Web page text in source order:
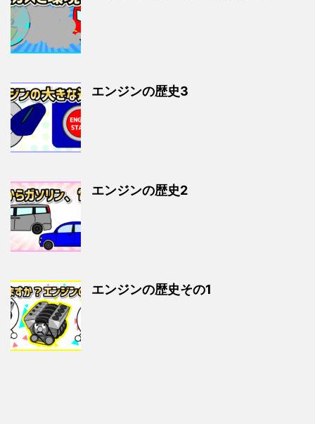
エンジンの歴史3
エンジンの歴史2
エンジンの歴史その1